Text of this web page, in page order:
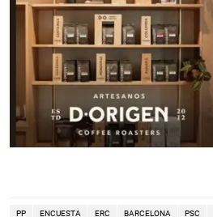
PP ENCUESTA ERC BARCELONA PSC